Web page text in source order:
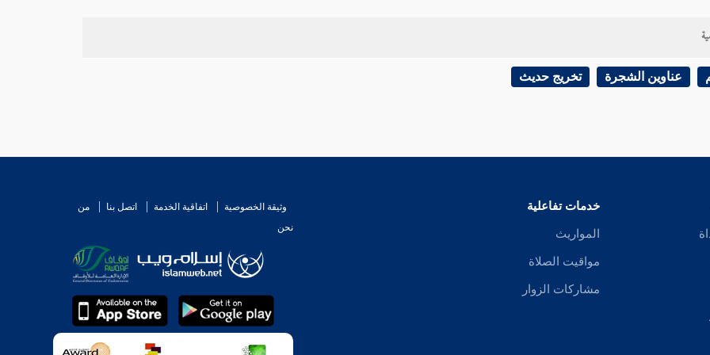
عناوين الشجرة تخريج حديث
خدمات تفاعلية
المواريث
مواقيت الصلاة
مشاركات الزوار
وثيقة الخصوصية اتفاقية الخدمة اتصل بنا
من
نحن